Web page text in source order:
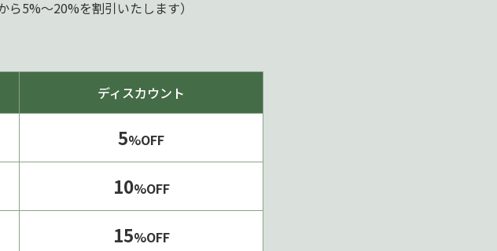
5%～20%を割引いたします）
ディスカウント
5%OFF
10%OFF
15%OFF